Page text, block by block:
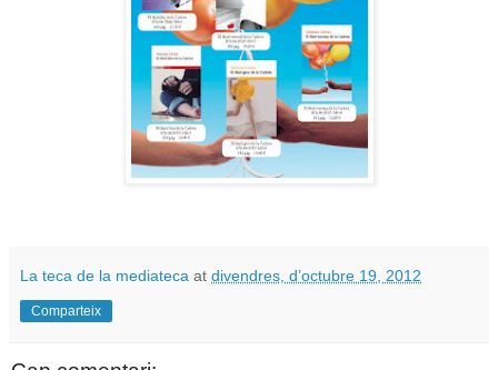
La teca de la mediateca at divendres, d’octubre 19, 2012
Comparteix